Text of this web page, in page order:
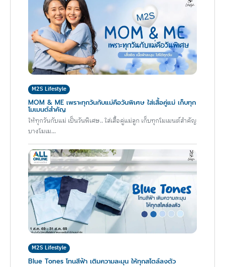
M2S Lifestyle
MOM & ME เพราะทุกวันกับแม่คือวันพิเศษ ใส่เสื้อคู่แม่ เก็บทุก
โมเมนต์สำคัญ
ให้ทุกวันกับแม่ เป็นวันพิเศษ.. ใส่เสื้อคู่แม่ลูก เก็บทุกโมเมนต์สำคัญ
บางโมเม...
M2S Lifestyle
Blue Tones โทนสีฟ้า เติมความละมุน ให้ทุกสไตล์ลงตัว